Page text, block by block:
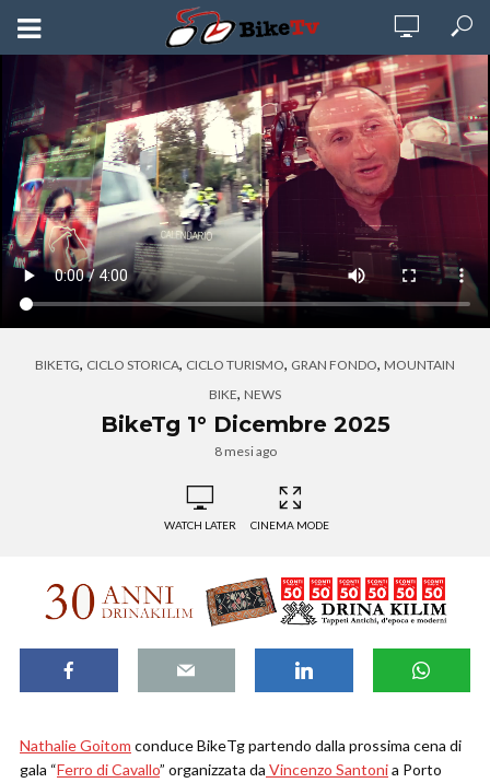
BIKETG, CICLO STORICA, CICLO TURISMO, GRAN FONDO, MOUNTAIN
BIKE, NEWS
BikeTg 1° Dicembre 2025
8 mesi ago
WATCH LATER CINEMA MODE
Nathalie Goitom conduce BikeTg partendo dalla prossima cena di
gala “Ferro di Cavallo” organizzata da Vincenzo Santonia Porto